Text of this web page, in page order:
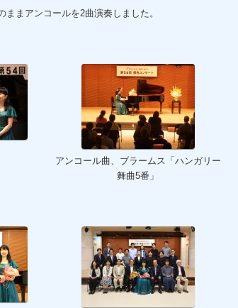
まアンコールを2曲演奏しました。
アンコール曲、ブラームス「ハンガリー
舞曲5番」